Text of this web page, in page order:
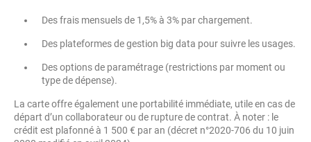
Des frais mensuels de 1,5% à 3% par chargement.
Des plateformes de gestion big data pour suivre les usages.
Des options de paramétrage (restrictions par moment ou
type de dépense).
La carte offre également une portabilité immédiate, utile en cas de
départ d’un collaborateur ou de rupture de contrat. À noter : le
crédit est plafonné à 1 500 € par an (décret n°2020-706 du 10 juin